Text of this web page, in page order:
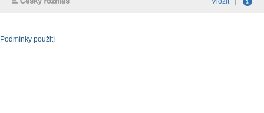
Podmínky použití